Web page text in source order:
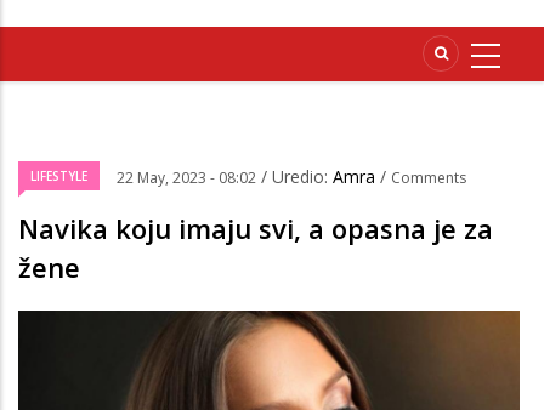
LIFESTYLE 22 May, 2023 - 08:02 / Uredio: Amra / Comments
Navika koju imaju svi, a opasna je za
žene